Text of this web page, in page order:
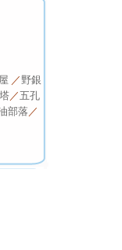
／ 野銀
／五孔
部落 ／